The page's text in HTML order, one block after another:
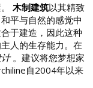
木制建筑以其精致
平与自然的感觉中
于建造，因此这种
人的生存能力。在
。建议将您梦想家
自2004年以来